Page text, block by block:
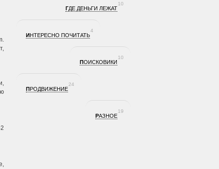
ГДЕ ДЕНЬГИ ЛЕЖАТ
10
ИНТЕРЕСНО ПОЧИТАТЬ
4
ПОИСКОВИКИ
10
ПРОДВИЖЕНИЕ
24
РАЗНОЕ
19